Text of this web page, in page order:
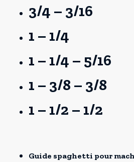
3/4 – 3/16
1 – 1/4
1 – 1/4 – 5/16
1 – 3/8 – 3/8
1 – 1/2 – 1/2
Guide spaghetti pour